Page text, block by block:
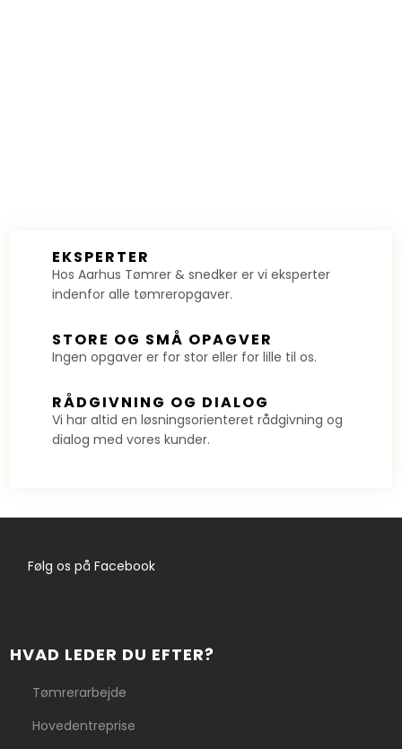
​EKSPERTER
Hos Aarhus Tømrer & snedker er vi eksperter
indenfor alle tømreropgaver.
​STORE OG SMÅ OPAGVER
​Ingen opgaver er for stor eller for lille til os.
​RÅDGIVNING OG DIALOG
​​​Vi har altid en løsningsorienteret rådgivning og
dialog med vores kunder.
​Følg os på Facebook
HVAD LEDER DU EFTER?
Tømrerarbejde
Hovedentreprise